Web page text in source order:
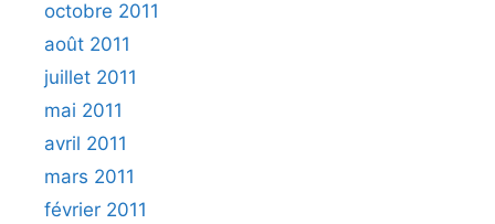
octobre 2011
août 2011
juillet 2011
mai 2011
avril 2011
mars 2011
février 2011